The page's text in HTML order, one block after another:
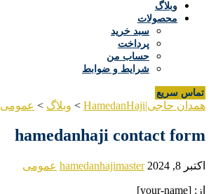
وبلاگ
محصولات
سبد خرید
پرداخت
حساب من
شرایط و ضوابط
تماس سریع
همدان حاجی|HamedanHaji > وبلاگ > عمومی
hamedanhaji contact form
اکتبر 8, 2024 hamedanhajimaster عمومی
از: [your-name]